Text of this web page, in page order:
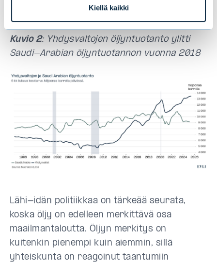
Kiellä kaikki
kunnes markkina tasapainottuu.
Kuvio 2: Yhdysvaltojen öljyntuotanto ylitti
Saudi-Arabian öljyntuotannon vuonna 2018
Lähi-idän politiikkaa on tärkeää seurata,
koska öljy on edelleen merkittävä osa
maailmantaloutta. Öljyn merkitys on
kuitenkin pienempi kuin aiemmin, sillä
yhteiskunta on reagoinut taantumiin